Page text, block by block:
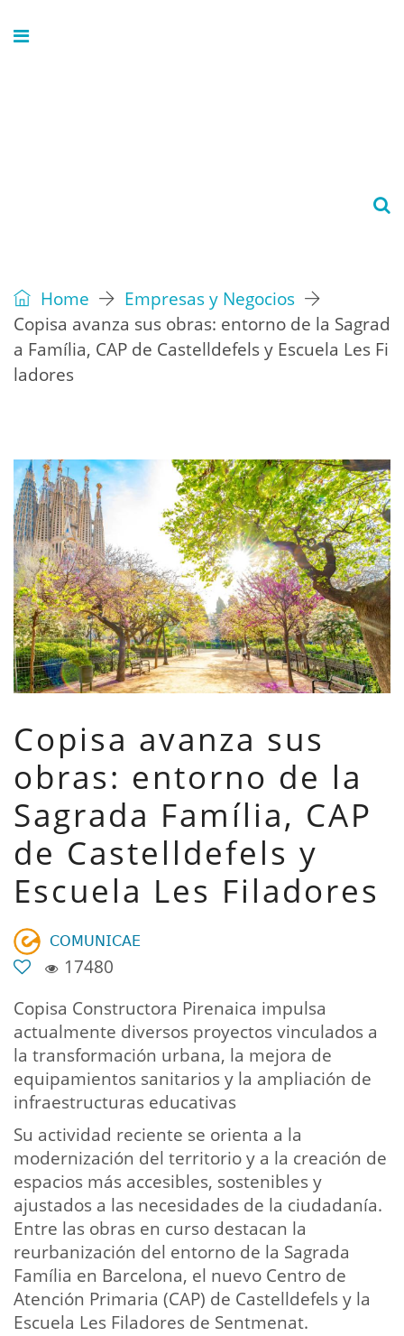
Home
Empresas y Negocios
Copisa avanza sus obras: entorno de la Sagrad
a Família, CAP de Castelldefels y Escuela Les Fi
ladores
Copisa avanza sus
obras: entorno de la
Sagrada Família, CAP
de Castelldefels y
Escuela Les Filadores
𝖢𝖮𝖬𝖴𝖭𝖨𝖢𝖠𝖤
17480
Copisa Constructora Pirenaica impulsa
actualmente diversos proyectos vinculados a
la transformación urbana, la mejora de
equipamientos sanitarios y la ampliación de
infraestructuras educativas
Su actividad reciente se orienta a la
modernización del territorio y a la creación de
espacios más accesibles, sostenibles y
ajustados a las necesidades de la ciudadanía.
Entre las obras en curso destacan la
reurbanización del entorno de la Sagrada
Família en Barcelona, el nuevo Centro de
Atención Primaria (CAP) de Castelldefels y la
Escuela Les Filadores de Sentmenat.